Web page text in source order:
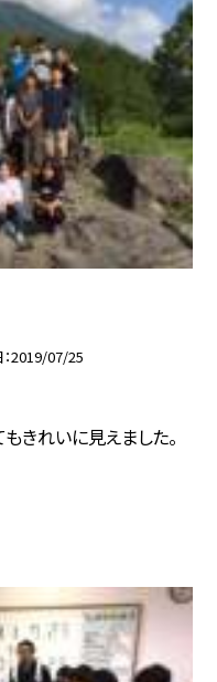
2019/07/25
きれいに見えました。